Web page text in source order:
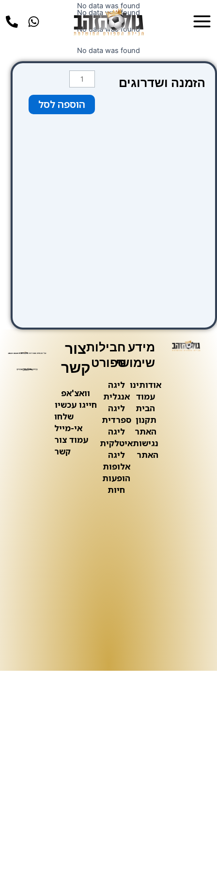
לתוכן
Menu
No data was found
No data was found
No data was found
No data was found
הזמנה ושדרוגים
כמות
של
קטגוריה
1
הוספה לסל
מידע
שימושי
אודותינו
עמוד
הבית
תקנון
האתר
נגישות
האתר
חבילות
ספורט
ליגה
אנגלית
ליגה
ספרדית
ליגה
איטלקית
ליגה
אלופות
הופעות
חיות
צור
קשר
וואצ'אפ
חייגו עכשיו
שלחו
אי-מייל
עמוד צור
קשר